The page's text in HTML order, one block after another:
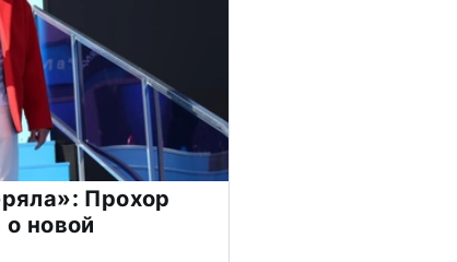
Прохор
новой